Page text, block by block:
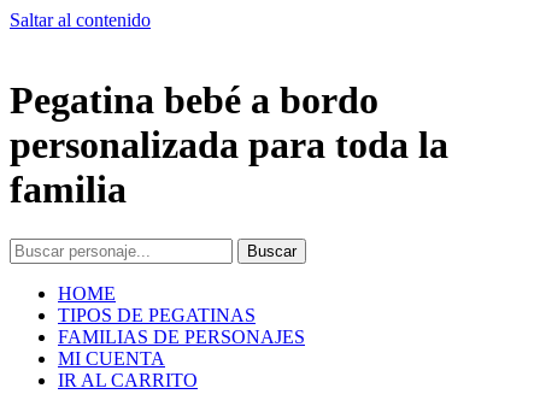
Saltar al contenido
Pegatina bebé a bordo
personalizada para toda la
familia
Buscar
HOME
TIPOS DE PEGATINAS
FAMILIAS DE PERSONAJES
MI CUENTA
IR AL CARRITO